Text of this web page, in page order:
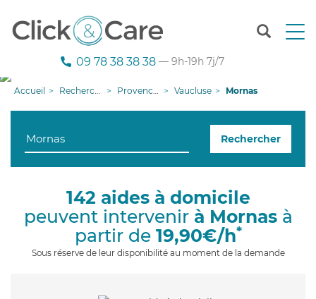
T
n
g
09 78 38 38 38 — 9h-19h 7j/7
Accueil Recherche aide à domicile Provence-Alpes-Côte d'Azur Vaucluse Mornas
Rechercher
142 aides à domicile
peuvent intervenir à Mornasà
partir de 19,90€/h*
Sous réserve de leur disponibilité au moment de la demande